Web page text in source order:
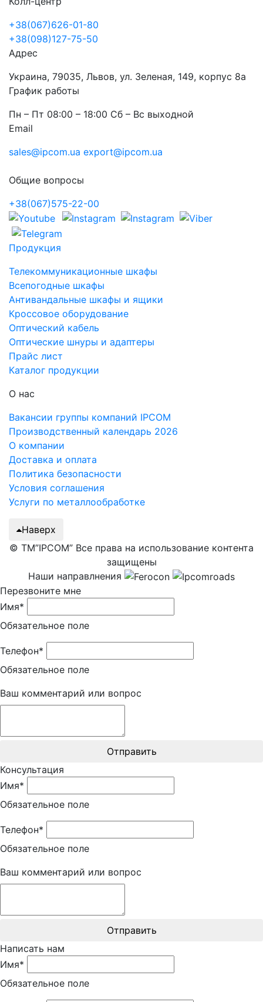
+38(067)626-01-80
+38(098)127-75-50
Адрес
Украина, 79035, Львов, ул. Зеленая, 149, корпус 8а
График работы
Пн – Пт 08:00 – 18:00 Сб – Вс выходной
Email
sales@ipcom.ua export@ipcom.ua
Общие вопросы
+38(067)575-22-00
Продукция
Телекоммуникационные шкафы
Всепогодные шкафы
Антивандальные шкафы и ящики
Кроссовое оборудование
Оптический кабель
Оптические шнуры и адаптеры
Прайс лист
Каталог продукции
О нас
Вакансии группы компаний IPCOM
Производственный календарь 2026
О компании
Доставка и оплата
Политика безопасности
Условия соглашения
Услуги по металлообработке
Наверх
© ТМ”IPCOM” Все права на использование контента
защищены
Наши направлнения
Перезвоните мне
Имя*
Обязательное поле
Телефон*
Обязательное поле
Ваш комментарий или вопрос
Отправить
Консультация
Имя*
Обязательное поле
Телефон*
Обязательное поле
Ваш комментарий или вопрос
Отправить
Написать нам
Имя*
Обязательное поле